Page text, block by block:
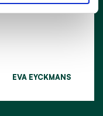
EVA EYCKMANS